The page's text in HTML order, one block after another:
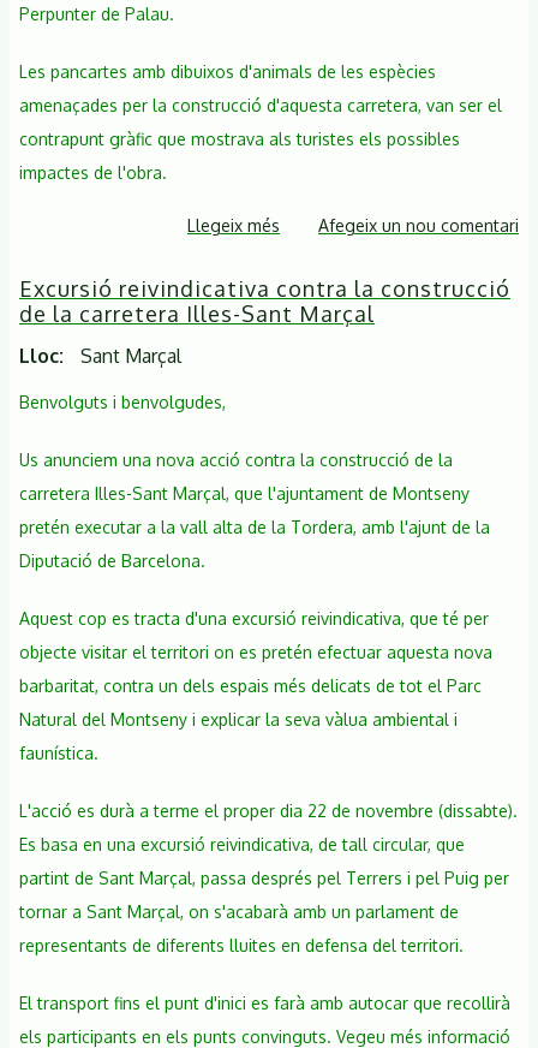
Perpunter de Palau.
Les pancartes amb dibuixos d'animals de les espècies
amenaçades per la construcció d'aquesta carretera, van ser el
contrapunt gràfic que mostrava als turistes els possibles
impactes de l'obra.
Llegeix més sobre
fotos
de
construcció
de
la
Sant
Marçal
Afegeix un nou comentari
Excursió reivindicativa contra la construcció
de la carretera Illes-Sant Marçal
Lloc Sant Marçal
Benvolguts i benvolgudes,
Us anunciem una nova acció contra la construcció de la
carretera Illes-Sant Marçal, que l'ajuntament de Montseny
pretén executar a la vall alta de la Tordera, amb l'ajunt de la
Diputació de Barcelona.
Aquest cop es tracta d'una excursió reivindicativa, que té per
objecte visitar el territori on es pretén efectuar aquesta nova
barbaritat, contra un dels espais més delicats de tot el Parc
Natural del Montseny i explicar la seva vàlua ambiental i
faunística.
L'acció es durà a terme el proper dia 22 de novembre (dissabte).
Es basa en una excursió reivindicativa, de tall circular, que
partint de Sant Marçal, passa després pel Terrers i pel Puig per
tornar a Sant Marçal, on s'acabarà amb un parlament de
representants de diferents lluites en defensa del territori.
El transport fins el punt d'inici es farà amb autocar que recollirà
els participants en els punts convinguts. Vegeu més informació